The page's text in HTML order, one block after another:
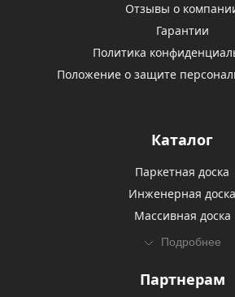
Отзывы о
Гарантии
Политика
Положение о защите
Каталог
Паркетная доска
Инженерная доска
Массивная доска
Подробнее
Партнерам